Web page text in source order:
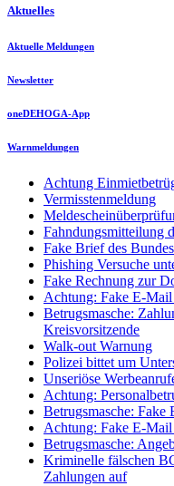
Aktuelles
Aktuelle Meldungen
Newsletter
oneDEHOGA-App
Warnmeldungen
Achtung
Vermisstenmeldung
Fahndungsmitteilung
Fake Brief des
Phishing Versuche
Fake Rechnung zur
Achtung: Fake E-Mail
Betrugsmasche:
Kreisvorsitzende
Walk-out Warnung
Polizei bittet um
Unseriöse
Achtung:
Betrugsmasche:
Achtung: Fake E-
Betrugsmasche:
Kriminelle fälschen
Zahlungen auf